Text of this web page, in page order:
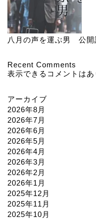
八月の声を運ぶ男 公開
Recent Comments
表示できるコメントはあ
アーカイブ
2026年8月
2026年7月
2026年6月
2026年5月
2026年4月
2026年3月
2026年2月
2026年1月
2025年12月
2025年11月
2025年10月